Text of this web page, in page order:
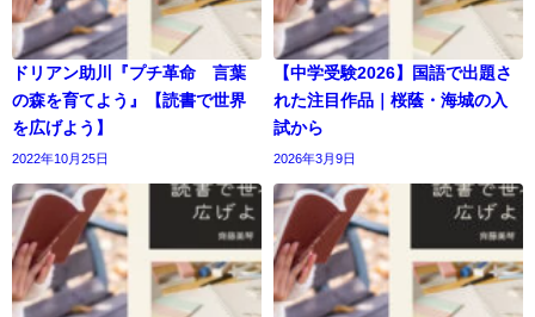
ドリアン助川『プチ革命 言葉
の森を育てよう』【読書で世界
を広げよう】
2022年10月25日
【中学受験2026】国語で出題さ
れた注目作品｜桜蔭・海城の入
試から
2026年3月9日